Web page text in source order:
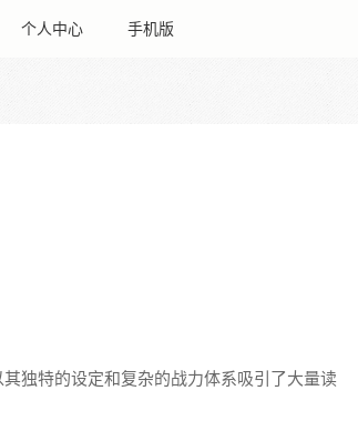
个人中心 手机版
独特的设定和复杂的战力体系吸引了大量读